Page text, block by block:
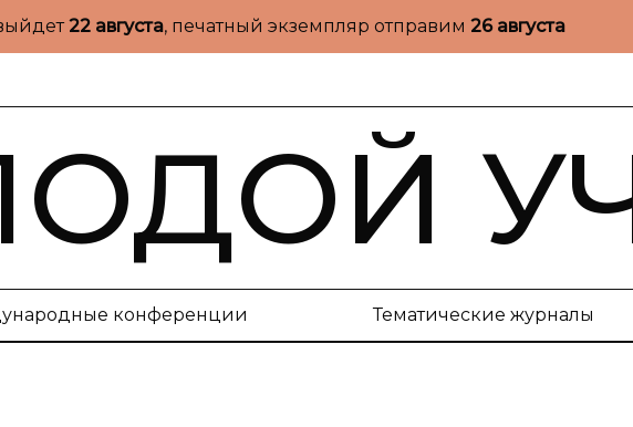
22 августа, печатный экземпляр отправим 26 августа
конференции Тематические журналы